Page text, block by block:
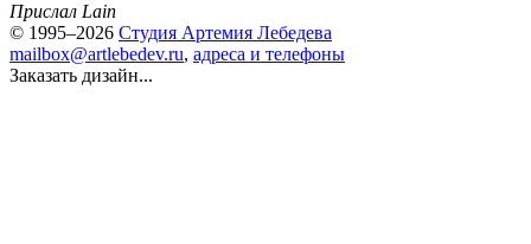
Прислал Lain
© 1995–2026 Студия Артемия Лебедева
mailbox@artlebedev.ru, адреса и телефоны
Заказать дизайн...